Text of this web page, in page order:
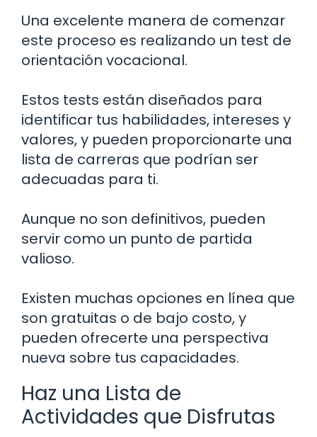
Una excelente manera de comenzar
este proceso es realizando un test de
orientación vocacional.
Estos tests están diseñados para
identificar tus habilidades, intereses y
valores, y pueden proporcionarte una
lista de carreras que podrían ser
adecuadas para ti.
Aunque no son definitivos, pueden
servir como un punto de partida
valioso.
Existen muchas opciones en línea que
son gratuitas o de bajo costo, y
pueden ofrecerte una perspectiva
nueva sobre tus capacidades.
Haz una Lista de
Actividades que Disfrutas